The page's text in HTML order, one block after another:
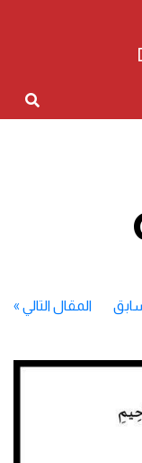
المقال التالي »